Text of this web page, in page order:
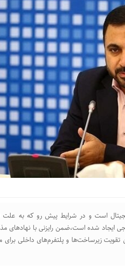
است و در شرایط پیش رو که به
ایجاد شده است،ضمن رایزنی با نهاد‌های
زیرساخت‌ها و پلتفرم‌های داخلی برای